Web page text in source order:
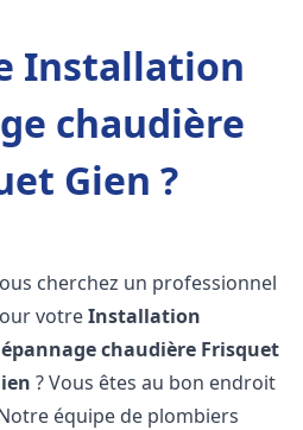
Installation
chaudière
Gien ?
cherchez un professionnel
votreInstallation
chaudière Frisquet
? Vous êtes au bon endroit
équipe de plombiers